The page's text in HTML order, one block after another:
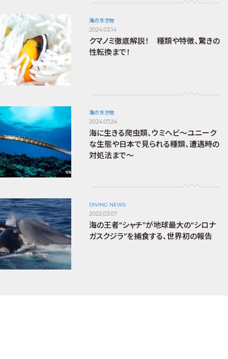
海の生き物
2024.03.14
クマノミ徹底解説！ 種類や特徴、驚きの
性転換まで！
海の生き物
2024.07.24
海に生きる爬虫類、ウミヘビ～ユニーク
な生態や日本で見られる種類、遭遇時の
対処法まで～
DIVING NEWS
2022.03.07
海の王者“シャチ”が地球最大の“シロナ
ガスクジラ”を捕食する、世界初の報告